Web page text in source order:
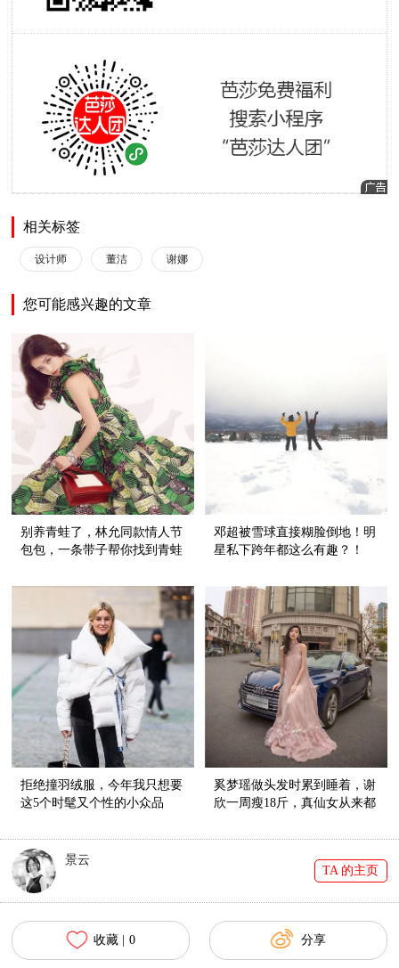
相关标签
设计师 董洁 谢娜
您可能感兴趣的文章
别养青蛙了，林允同款情人节
包包，一条带子帮你找到青蛙
邓超被雪球直接糊脸倒地！明
星私下跨年都这么有趣？！
拒绝撞羽绒服，今年我只想要
这5个时髦又个性的小众品
奚梦瑶做头发时累到睡着，谢
欣一周瘦18斤，真仙女从来都
景云
TA 的主页
收藏 | 0 分享